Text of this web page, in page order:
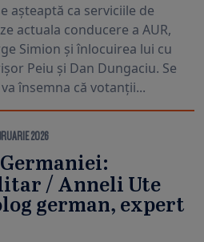
așteaptă ca serviciile de
actuala conducere a AUR,
Simion și înlocuirea lui cu
Peiu și Dan Dungaciu. Se
însemna că votanții...
2026
/ Anneli Ute
german, expert